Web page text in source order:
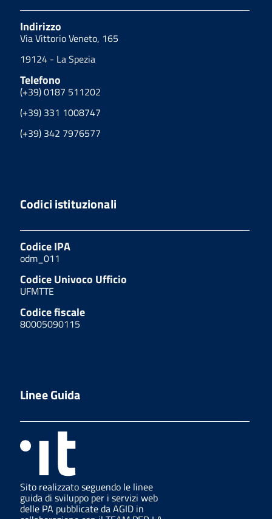
Indirizzo
Via Vittorio Veneto, 165
19124 - La Spezia
Telefono
(+39) 0187 511202
(+39) 331 1008747
(+39) 342 7976577
Codici istituzionali
Codice IPA
odm_011
Codice Univoco Ufficio
UFMTTE
Codice fiscale
80005090115
Linee Guida
Sito realizzato seguendo le linee
guida di sviluppo per i servizi web
delle PA pubblicate da AGID in